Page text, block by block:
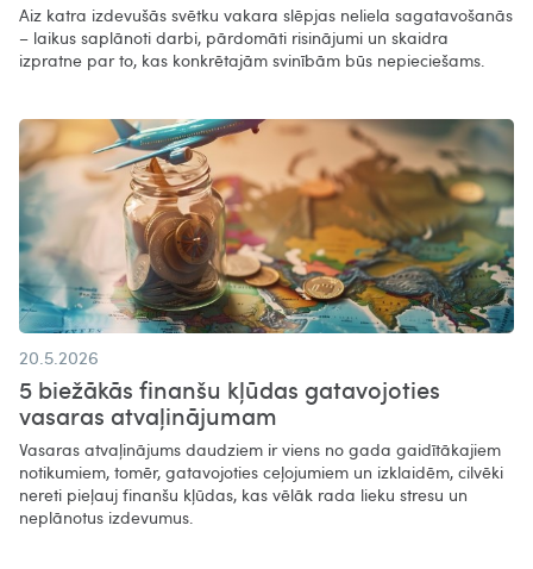
Aiz katra izdevušās svētku vakara slēpjas neliela sagatavošanās
– laikus saplānoti darbi, pārdomāti risinājumi un skaidra
izpratne par to, kas konkrētajām svinībām būs nepieciešams.
20.5.2026
5 biežākās finanšu kļūdas gatavojoties
vasaras atvaļinājumam
Vasaras atvaļinājums daudziem ir viens no gada gaidītākajiem
notikumiem, tomēr, gatavojoties ceļojumiem un izklaidēm, cilvēki
nereti pieļauj finanšu kļūdas, kas vēlāk rada lieku stresu un
neplānotus izdevumus.